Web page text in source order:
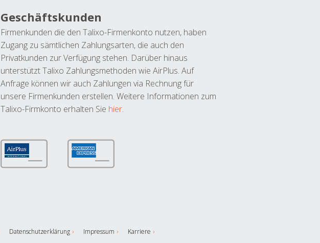
Geschäftskunden
Firmenkunden die den Talixo-Firmenkonto nutzen, haben
Zugang zu sämtlichen Zahlungsarten, die auch den
Privatkunden zur Verfügung stehen. Darüber hinaus
unterstützt Talixo Zahlungsmethoden wie AirPlus. Auf
Anfrage können wir auch Zahlungen via Rechnung für
unsere Firmenkunden erstellen. Weitere Informationen zum
Talixo-Firmkonto erhalten Sie hier.
Datenschutzerklärung Impressum Karriere